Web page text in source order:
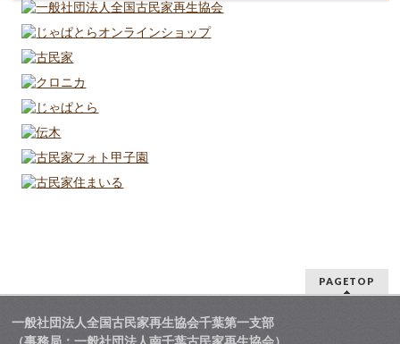
PAGETOP
一般社団法人全国古民家再生協会千葉第一支部